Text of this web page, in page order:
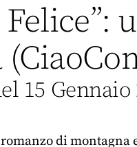
15 Gennaio
di